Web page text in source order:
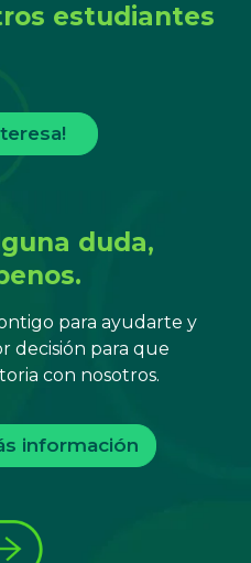
estudiantes
duda,
para ayudarte y
decisión para que
con nosotros.
información